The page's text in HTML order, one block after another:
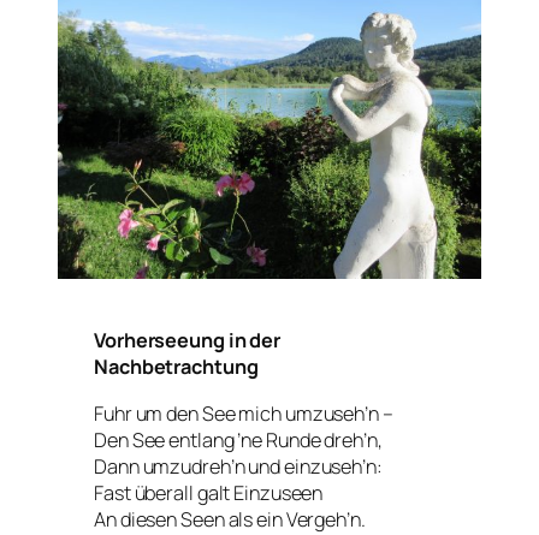
Vorherseeung in der
Nachbetrachtung
Fuhr um den See mich umzuseh’n –
Den See entlang ’ne Runde dreh’n,
Dann umzudreh’n und einzuseh’n:
Fast überall galt Einzuseen
An diesen Seen als ein Vergeh’n.